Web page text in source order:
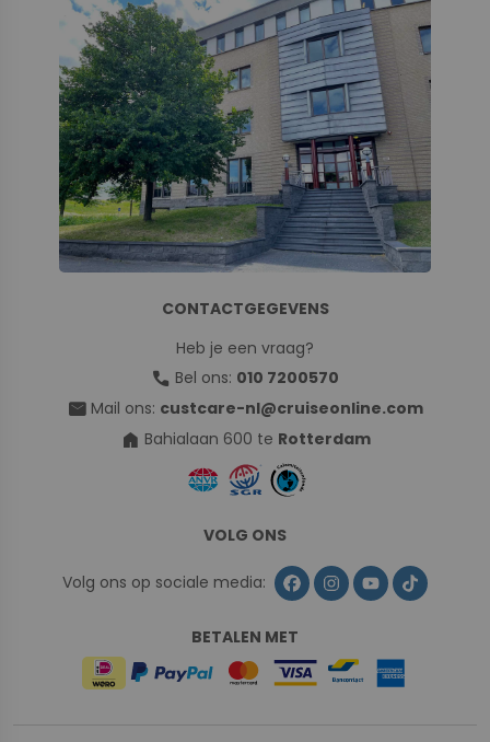
CONTACTGEGEVENS
Heb je een vraag?
call Bel ons: 010 7200570
mail Mail ons: custcare-nl@cruiseonline.com
home Bahialaan 600 te Rotterdam
VOLG ONS
Volg ons op sociale media:
BETALEN MET